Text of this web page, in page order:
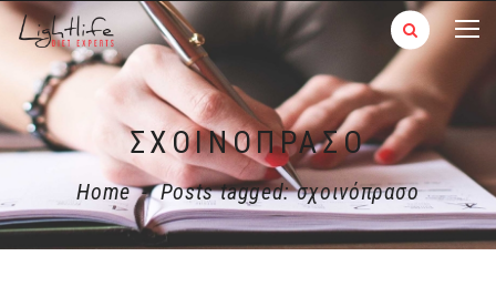
ΣΧΟΙΝΌΠΡΑΣΟ
Home - Posts tagged: σχοινόπρασο